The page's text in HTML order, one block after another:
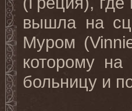
вышла на
Муром
которому
больницу и